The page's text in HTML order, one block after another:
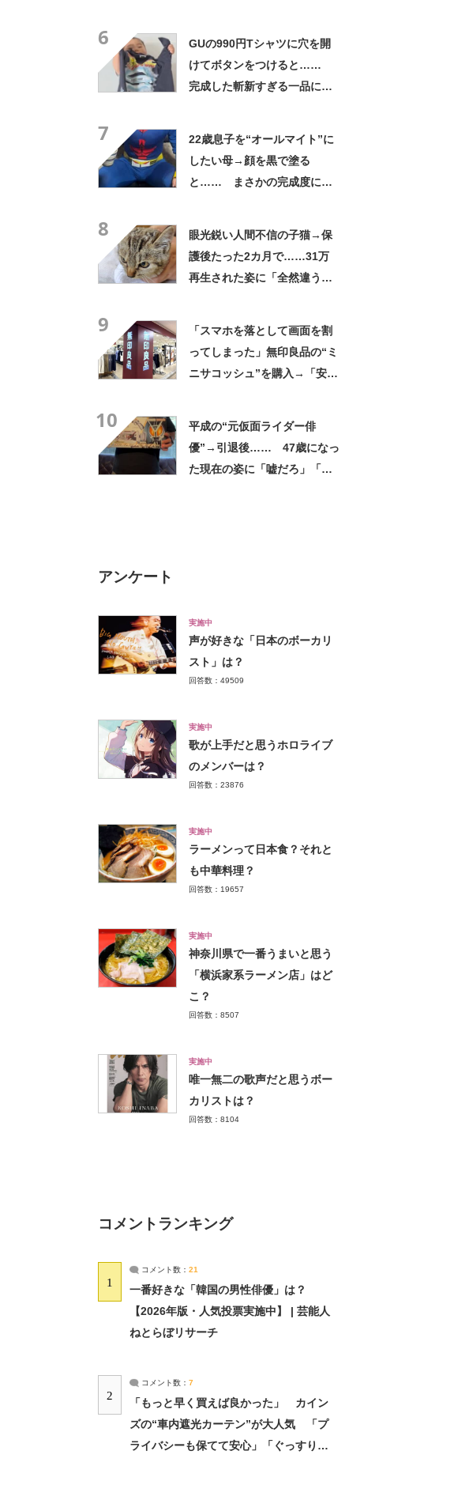
6
GUの990円Tシャツに穴を開
けてボタンをつけると……
完成した斬新すぎる一品に称
7
22歳息子を“オールマイト”に
したい母→顔を黒で塗る
と…… まさかの完成度に
8
眼光鋭い人間不信の子猫→保
護後たった2カ月で……31万
再生された姿に「全然違う」
9
「スマホを落として画面を割
ってしまった」無印良品の“ミ
ニサコッシュ”を購入→「安心
10
平成の“元仮面ライダー俳
優”→引退後…… 47歳になっ
た現在の姿に「嘘だろ」「声
アンケート
実施中
声が好きな「日本のボーカリ
スト」は？
回答数：49509
実施中
歌が上手だと思うホロライブ
のメンバーは？
回答数：23876
実施中
ラーメンって日本食？それと
も中華料理？
回答数：19657
実施中
神奈川県で一番うまいと思う
「横浜家系ラーメン店」はど
こ？
回答数：8507
実施中
唯一無二の歌声だと思うボー
カリストは？
回答数：8104
コメントランキング
1
コメント数： 21
一番好きな「韓国の男性俳優」は？
【2026年版・人気投票実施中】 | 芸能人
ねとらぼリサーチ
2
コメント数： 7
「もっと早く買えば良かった」 カイン
ズの“車内遮光カーテン”が大人気 「プ
ライバシーも保てて安心」「ぐっすり眠